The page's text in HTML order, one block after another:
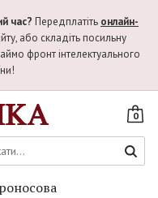
час? Передплатіть онлайн-
або складіть посильну
фронт інтелектуального
0